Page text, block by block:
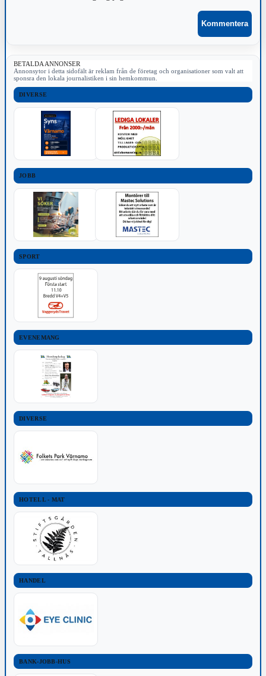
BETALDA ANNONSER
Annonsytor i detta sidofält är reklam från de företag och organisationer som valt att
sponsra den lokala journalistiken i sin hemkommun.
DIVERSE
JOBB
SPORT
EVENEMANG
DIVERSE
HOTELL - MAT
HANDEL
BANK-JOBB-HUS